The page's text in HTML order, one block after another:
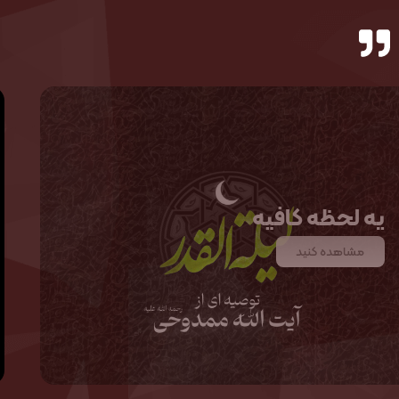
یه لحظه کافیه
مشاهده کنید